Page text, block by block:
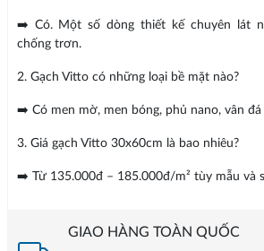
➡️ Có. Một số dòng thiết kế chuyên lát
chống trơn.
2. Gạch Vitto có những loại bề mặt nào?
➡️ Có men mờ, men bóng, phủ nano, vân đá
3. Giá gạch Vitto 30x60cm là bao nhiêu?
➡️ Từ 135.000đ – 185.000đ/m² tùy mẫu và
GIAO HÀNG TOÀN QUỐC